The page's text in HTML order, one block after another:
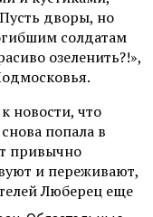
дворы, но
солдатам
озеленить?!»,
новости, что
попала в
привычно
и переживают,
Люберец еще